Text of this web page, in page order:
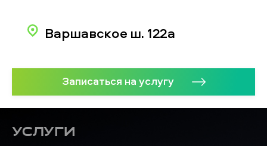
Варшавское ш. 122а
Записаться на услугу
Услуги